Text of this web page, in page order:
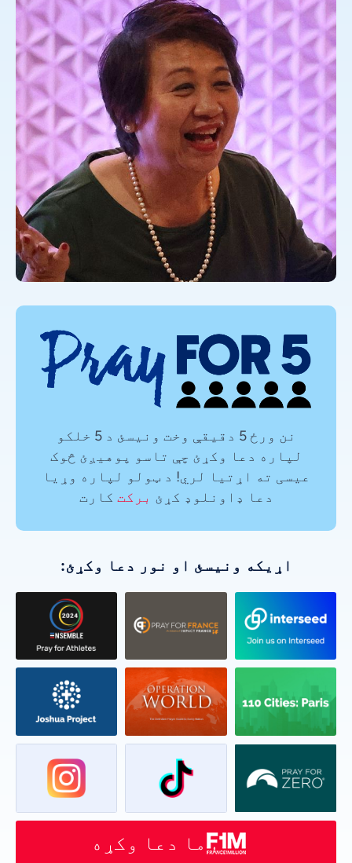
نن ورځ 5 دقیقې وخت ونیسئ د 5 خلکو
لپاره دعا وکړئ چې تاسو پوهیږئ څوک
عیسی ته اړتیا لري! د ټولو لپاره وړیا
دعا ډاونلوډ کړئ برکت کارت
اړیکه ونیسئ او نور دعا وکړئ:
ما دعا وکړه